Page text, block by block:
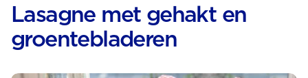
Lasagne met gehakt en
groentebladeren